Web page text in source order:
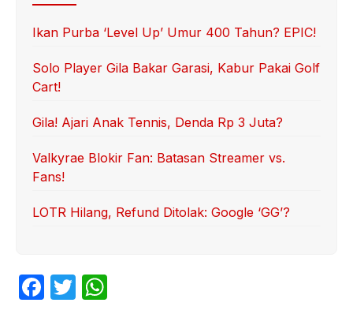
Ikan Purba ‘Level Up’ Umur 400 Tahun? EPIC!
Solo Player Gila Bakar Garasi, Kabur Pakai Golf
Cart!
Gila! Ajari Anak Tennis, Denda Rp 3 Juta?
Valkyrae Blokir Fan: Batasan Streamer vs.
Fans!
LOTR Hilang, Refund Ditolak: Google ‘GG’?
F
T